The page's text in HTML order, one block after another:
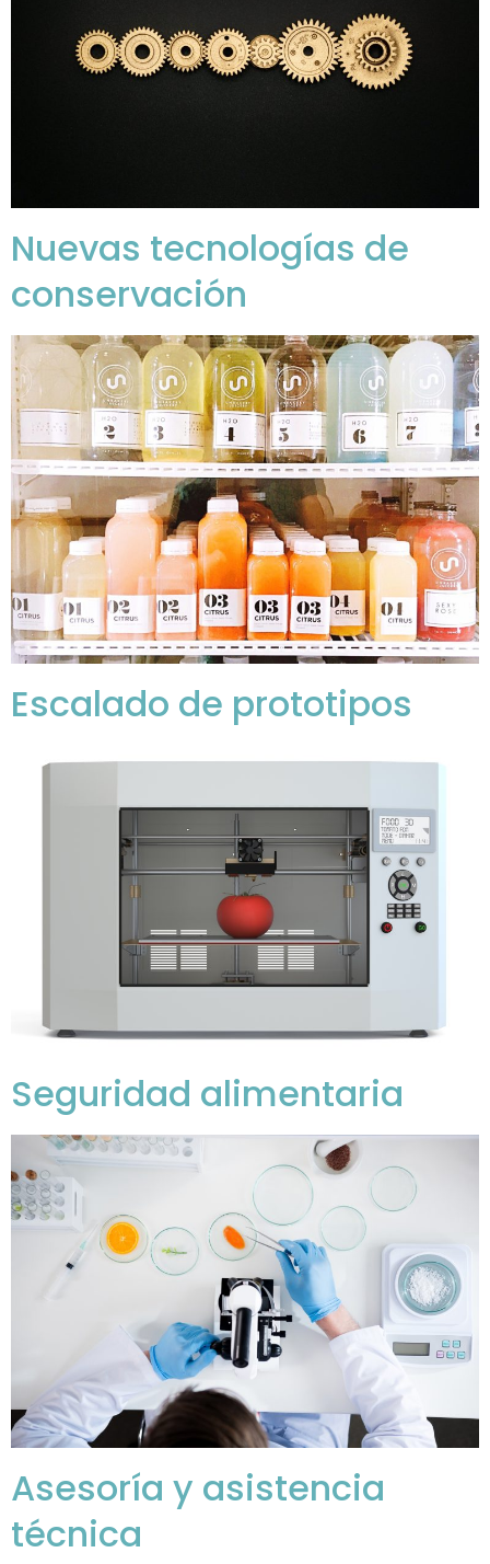
Nuevas tecnologías de
conservación
Escalado de prototipos
Seguridad alimentaria
Asesoría y asistencia
técnica